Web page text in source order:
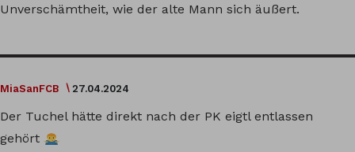
Unverschämtheit, wie der alte Mann sich äußert.
MiaSanFCB 27.04.2024
Der Tuchel hätte direkt nach der PK eigtl entlassen
gehört